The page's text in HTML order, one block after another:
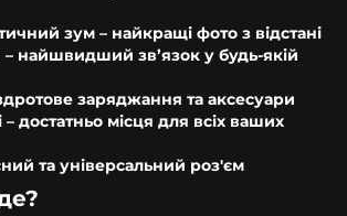
зум – найкращі фото з відстані
– найшвидший зв’язок у будь-якій
заряджання та аксесуари
– достатньо місця для всіх ваших
та універсальний роз'єм